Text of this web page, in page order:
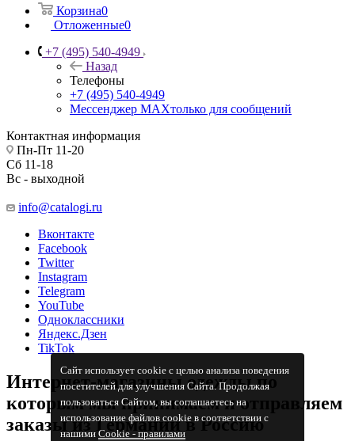
Сайт использует cookie с целью анализа поведения
посетителей для улучшения Сайта. Продолжая
пользоваться Сайтом, вы соглашаетесь на
использование файлов cookie в соответствии с
нашимиCookiе - правилами
Корзина0
Отложенные0
+7 (495) 540-4949
Назад
Телефоны
+7 (495) 540-4949
Мессенджер МАХтолько для сообщений
Контактная информация
Пн-Пт 11-20
Сб 11-18
Вс - выходной
info@catalogi.ru
Вконтакте
Facebook
Twitter
Instagram
Telegram
YouTube
Одноклассники
Яндекс.Дзен
TikTok
Интернет-магазины одежды по
которым мы принимаем и отправляем
заказы из Германии в Россию